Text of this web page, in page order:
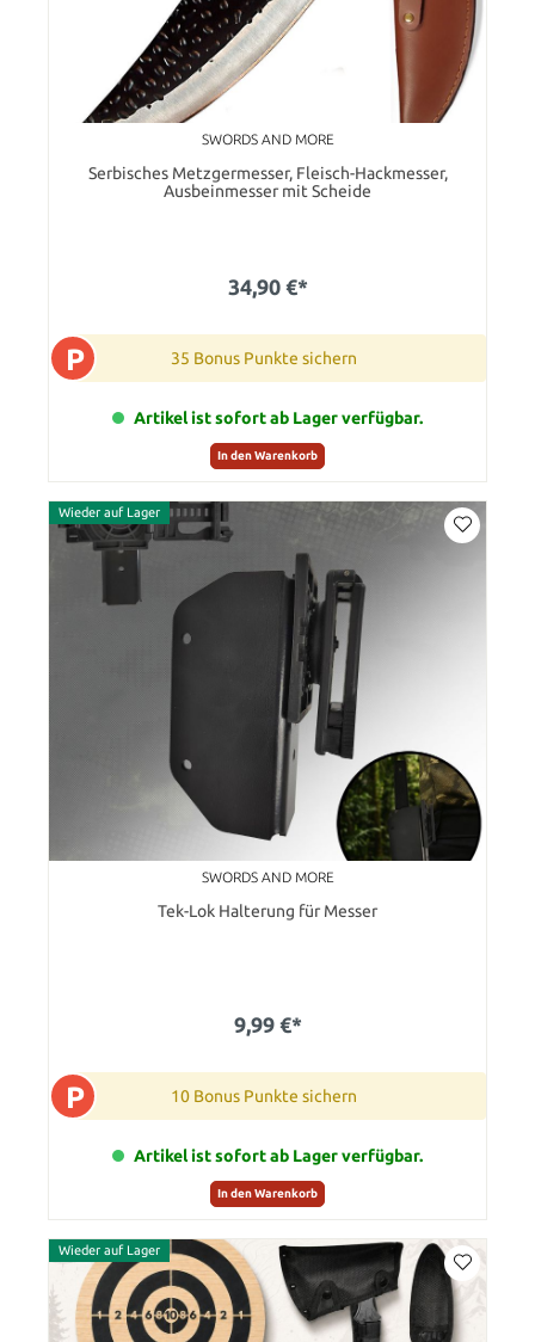
SWORDS AND MORE
Serbisches Metzgermesser, Fleisch-Hackmesser,
Ausbeinmesser mit Scheide
34,90 €*
P 35 Bonus Punkte sichern
Artikel ist sofort ab Lager verfügbar.
In den Warenkorb
Wieder auf Lager
SWORDS AND MORE
Tek-Lok Halterung für Messer
9,99 €*
P 10 Bonus Punkte sichern
Artikel ist sofort ab Lager verfügbar.
In den Warenkorb
Wieder auf Lager